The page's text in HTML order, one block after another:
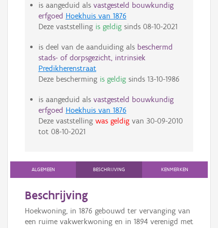
is aangeduid als vastgesteld bouwkundig
erfgoed Hoekhuis van 1876
Deze vaststelling is geldigsinds 08-10-2021
is deel van de aanduiding als beschermd
stads- of dorpsgezicht, intrinsiek
Predikherenstraat
Deze bescherming is geldigsinds 13-10-1986
is aangeduid als vastgesteld bouwkundig
erfgoed Hoekhuis van 1876
Deze vaststelling was geldigvan 30-09-2010
tot 08-10-2021
ALGEMEEN BESCHRIJVING KENMERKEN
Beschrijving
Hoekwoning, in 1876 gebouwd ter vervanging van
een ruime vakwerkwoning en in 1894 verenigd met